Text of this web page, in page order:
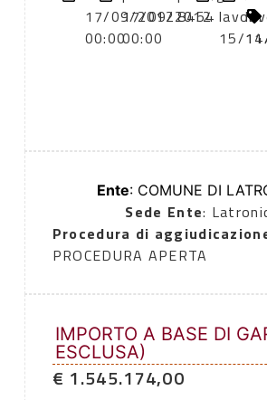
17/09/2012
00:00
17/09/2012
00:00
8454 lavori:
15/
Ente: COMUNE DI
Sede Ente:
Procedura di
PROCEDURA APERTA
IMPORTO A BASE DI
ESCLUSA)
€ 1.545.174,00